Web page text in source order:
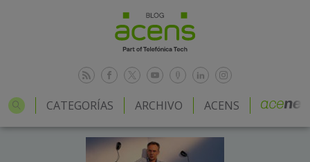
CATEGORÍAS ARCHIVO ACENS